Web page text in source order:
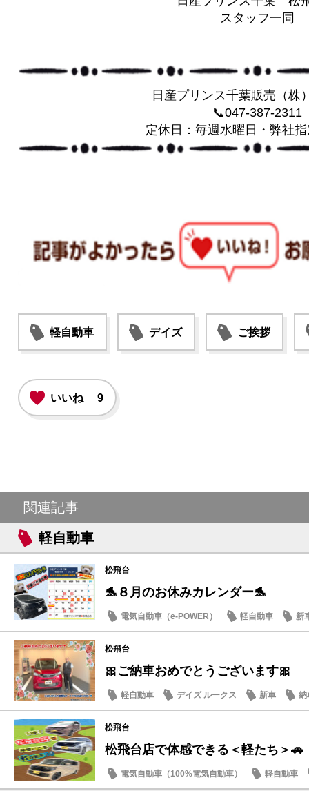
スタッフ一同
日産プリンス千葉販売（株
📞047-387-2311
定休日：毎週水曜日・弊社
軽自動車 デイズ ご挨拶
いいね 9
関連記事
軽自動車
松飛台
🐬８月のお休みカレンダー🐬
電気自動車（e-POWER） 軽自動車
新
日産のお店
松飛台
🎀ご納車おめでとうございます🎀
軽自動車 デイズ ルークス 新車 納
松飛台
松飛台店で体感できる＜軽たち＞🚗
電気自動車（100%電気自動車）
軽自動車